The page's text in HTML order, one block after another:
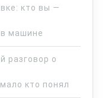
кто вы —
машине
разговор о
кто понял